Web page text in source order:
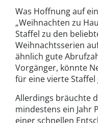
Was Hoffnung auf
„Weihnachten zu
Staffel zu den
Weihnachtsserien
ähnlich gute
Vorgänger, könnte
für eine vierte Staffel
Allerdings bräuchte
mindestens ein Jahr
einer schnellen